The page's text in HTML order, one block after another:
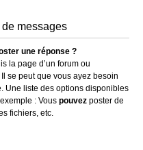
messages
une réponse ?
la page d’un forum ou
se peut que vous ayez besoin
Une liste des options disponibles
: Vous pouvez poster de
fichiers, etc.